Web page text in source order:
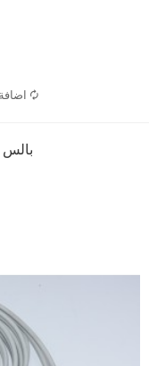
بالس